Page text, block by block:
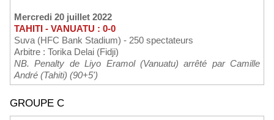
Mercredi 20 juillet 2022
TAHITI - VANUATU : 0-0
Suva (HFC Bank Stadium) - 250 spectateurs
Arbitre : Torika Delai (Fidji)
NB. Penalty de Liyo Eramol (Vanuatu) arrêté par Camille
André (Tahiti) (90+5')
GROUPE C